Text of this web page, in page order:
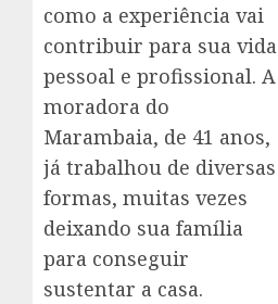
como a experiência vai
contribuir para sua vida
pessoal e profissional. A
moradora do
Marambaia, de 41 anos,
já trabalhou de diversas
formas, muitas vezes
deixando sua família
para conseguir
sustentar a casa.